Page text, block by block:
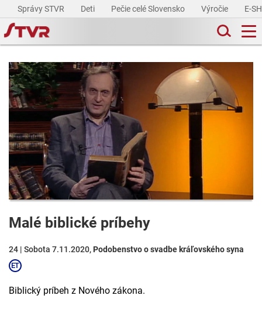
Správy STVR Deti Pečie celé Slovensko Výročie E-
Malé biblické príbehy
24 | Sobota 7.11.2020, Podobenstvo o svadbe kráľovského syna
Biblický príbeh z Nového zákona.